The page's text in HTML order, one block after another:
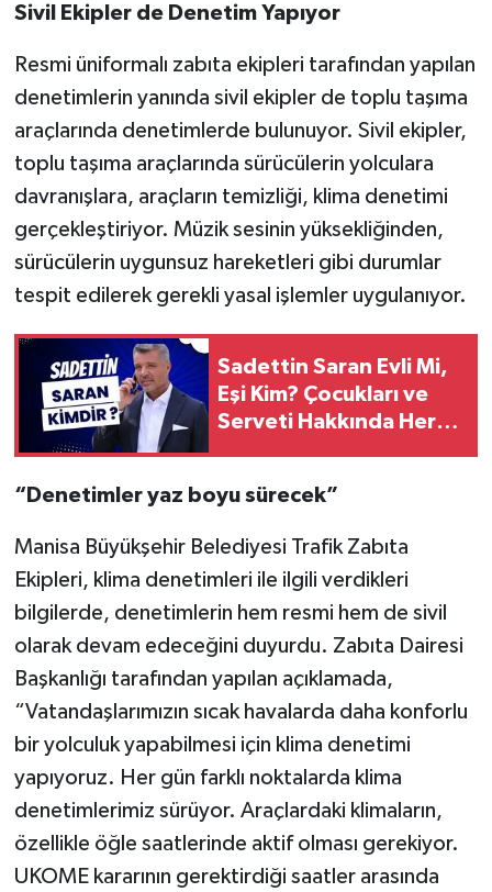
Sivil Ekipler de Denetim Yapıyor
Resmi üniformalı zabıta ekipleri tarafından yapılan
denetimlerin yanında sivil ekipler de toplu taşıma
araçlarında denetimlerde bulunuyor. Sivil ekipler,
toplu taşıma araçlarında sürücülerin yolculara
davranışlara, araçların temizliği, klima denetimi
gerçekleştiriyor. Müzik sesinin yüksekliğinden,
sürücülerin uygunsuz hareketleri gibi durumlar
tespit edilerek gerekli yasal işlemler uygulanıyor.
Sadettin Saran Evli Mi,
Eşi Kim? Çocukları ve
Serveti Hakkında Her
“Denetimler yaz boyu sürecek”
Manisa Büyükşehir Belediyesi Trafik Zabıta
Ekipleri, klima denetimleri ile ilgili verdikleri
bilgilerde, denetimlerin hem resmi hem de sivil
olarak devam edeceğini duyurdu. Zabıta Dairesi
Başkanlığı tarafından yapılan açıklamada,
“Vatandaşlarımızın sıcak havalarda daha konforlu
bir yolculuk yapabilmesi için klima denetimi
yapıyoruz. Her gün farklı noktalarda klima
denetimlerimiz sürüyor. Araçlardaki klimaların,
özellikle öğle saatlerinde aktif olması gerekiyor.
UKOME kararının gerektirdiği saatler arasında